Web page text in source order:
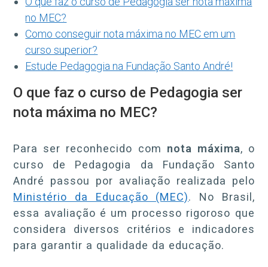
no MEC?
Como conseguir nota máxima no MEC em um
curso superior?
Estude Pedagogia na Fundação Santo André!
O que faz o curso de Pedagogia ser
nota máxima no MEC?
Para ser reconhecido com nota máxima, o
curso de Pedagogia da Fundação Santo
André passou por avaliação realizada pelo
Ministério da Educação (MEC). No Brasil,
essa avaliação é um processo rigoroso que
considera diversos critérios e indicadores
para garantir a qualidade da educação.